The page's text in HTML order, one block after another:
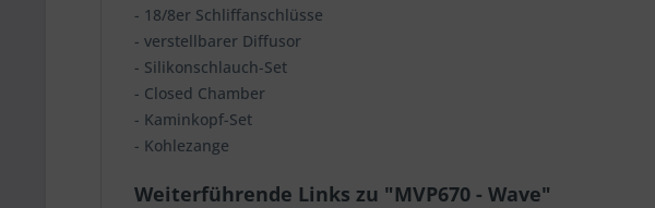
- 18/8er Schliffanschlüsse
- verstellbarer Diffusor
- Silikonschlauch-Set
- Closed Chamber
- Kaminkopf-Set
- Kohlezange
Weiterführende Links zu "MVP670 - Wave"